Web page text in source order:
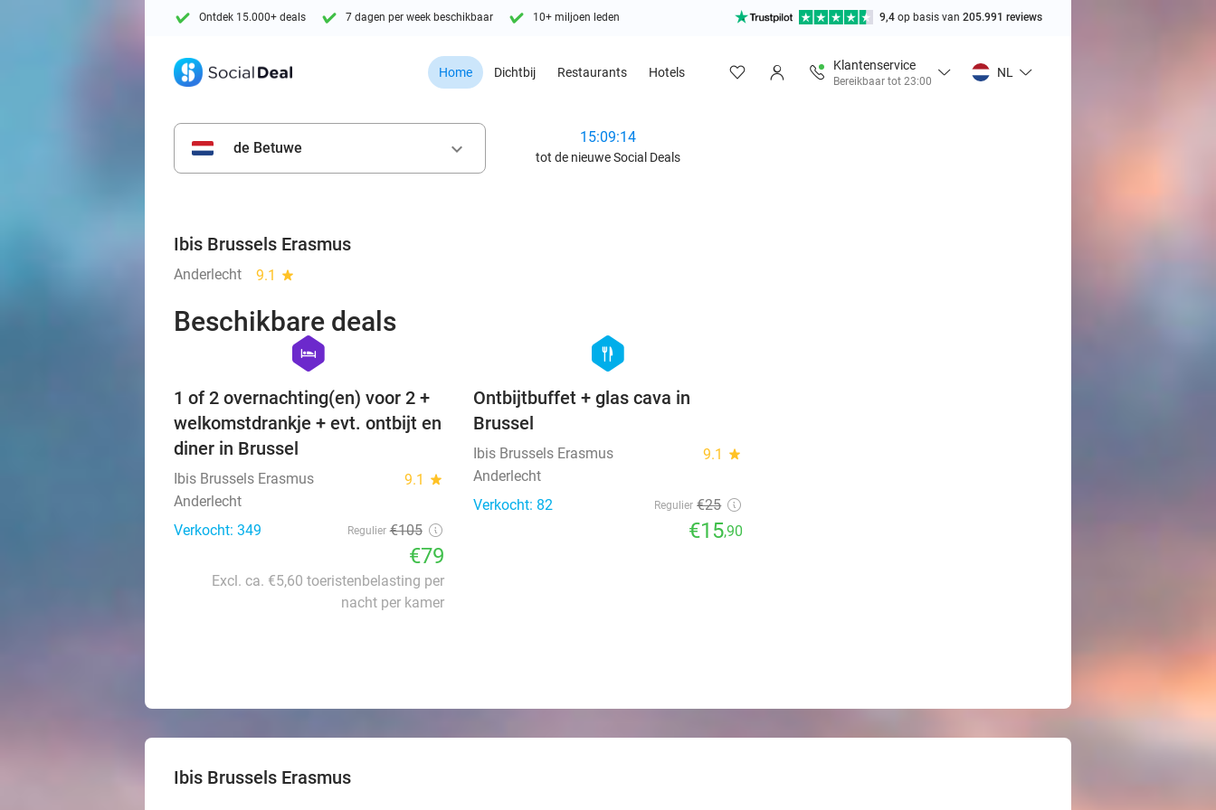
Ontdek 15.000+ deals 7 dagen per week beschikbaar 10+ miljoen leden 9,4 op basis van 205.991 reviews
Home Dichtbij Restaurants Hotels
Klantenservice
Bereikbaar tot 23:00
NL
de Betuwe keyboard_arrow_down
15:09:13
tot de nieuwe Social Deals
Ibis Brussels Erasmus
Anderlecht 9.1 star
Beschikbare deals
hexagon
hotel
1 of 2 overnachting(en) voor 2 +
welkomstdrankje + evt. ontbijt en
diner in Brussel
Ibis Brussels Erasmus 9.1 star
Anderlecht
Verkocht: 349
Regulier €105
€79
Excl. ca. €5,60 toeristenbelasting per
nacht per kamer
hexagon
food
Ontbijtbuffet + glas cava in
Brussel
Ibis Brussels Erasmus 9.1 star
Anderlecht
Verkocht: 82
Regulier €25
€15,90
Ibis Brussels Erasmus